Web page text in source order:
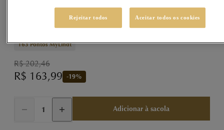
Sku77770127
LINDOR Trufa Morango e Creme 450g
163Pontos MyLindt
R$ 202,46
R$ 163,99 -19%
Adicionar à sacola
Rejeitar todos Aceitar todos os cookies